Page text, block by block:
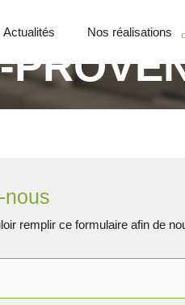
Actualités Nos réalisations
Particuliers
nous
remplir ce formulaire afin de